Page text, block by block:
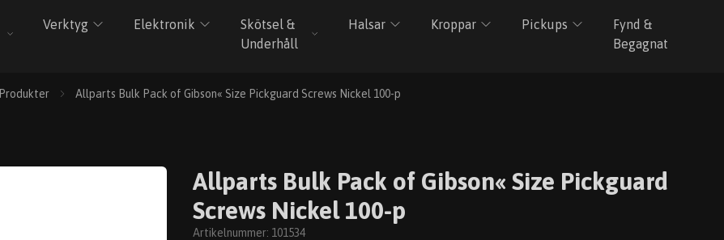
Verktyg Elektronik
Skötsel &
Underhåll
Halsar Kroppar Pickups
Fynd &
Begagnat
Produkter Allparts Bulk Pack of Gibson« Size Pickguard Screws Nickel 100-p
Allparts Bulk Pack of Gibson« Size Pickguard
Screws Nickel 100-p
Artikelnummer: 101534